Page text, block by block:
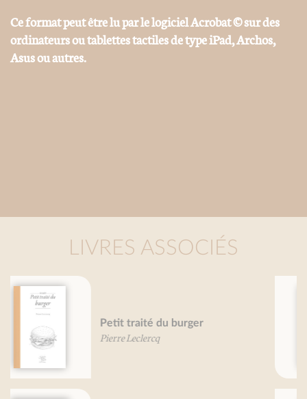
Ce format peut être lu par le logiciel Acrobat © sur des
ordinateurs ou tablettes tactiles de type iPad, Archos,
Asus ou autres.
LIVRES ASSOCIÉS
Endives, je vous aime...
Béatrice Vigot-Lagandré